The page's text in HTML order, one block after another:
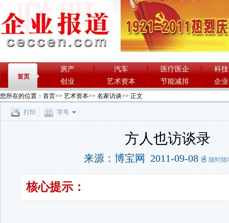
首页
房产 汽车 医疗医企
科
创业
艺术资本 节能减排 企
您所在的位置： 首页>> 艺术资本>> 名家访谈>> 正文
打印 字号
方人也访谈录
来源：博宝网 2011-09-08 随时随
核心提示：